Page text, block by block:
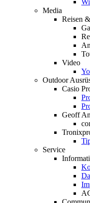
Media
Reisen
Video
Outdoor
Casio
Geoff
Service